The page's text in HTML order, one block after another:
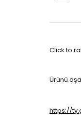
Click to
Ürünü
https://